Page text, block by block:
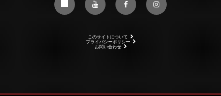
このサイトについて
プライバシーポリシー
お問い合わせ